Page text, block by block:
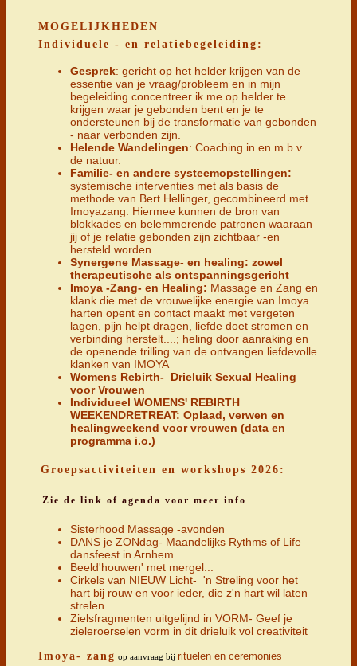
MOGELIJKHEDEN
Individuele - en relatiebegeleiding:
Gesprek: gericht op het helder krijgen van de
essentie van je vraag/probleem en in mijn
begeleiding concentreer ik me op helder te
krijgen waar je gebonden bent en je te
ondersteunen bij de transformatie van gebonden
- naar verbonden zijn.
Helende Wandelingen: Coaching in en m.b.v.
de natuur.
Familie- en andere systeemopstellingen:
systemische interventies met als basis de
methode van Bert Hellinger, gecombineerd met
Imoyazang. Hiermee kunnen de bron van
blokkades en belemmerende patronen waaraan
jij of je relatie gebonden zijn zichtbaar -en
hersteld worden.
Synergene Massage- en healing: zowel
therapeutische als ontspanningsgericht
Imoya -Zang- en Healing: Massage en Zang en
klank die met de vrouwelijke energie van Imoya
harten opent en contact maakt met vergeten
lagen, pijn helpt dragen, liefde doet stromen en
verbinding herstelt....; heling door aanraking en
de openende trilling van de ontvangen liefdevolle
klanken van IMOYA
Womens Rebirth- Drieluik Sexual Healing
voor Vrouwen
Individueel WOMENS' REBIRTH
WEEKENDRETREAT: Oplaad, verwen en
healingweekend voor vrouwen (data en
programma i.o.)
Groepsactiviteiten en workshops 2026:
Zie de link of agenda voor meer info
Sisterhood Massage -avonden
DANS je ZONdag- Maandelijks Rythms of Life
dansfeest in Arnhem
Beeld'houwen' met mergel...
Cirkels van NIEUW Licht- 'n Streling voor het
hart bij rouw en voor ieder, die z'n hart wil laten
strelen
Zielsfragmenten uitgelijnd in VORM- Geef je
zieleroerselen vorm in dit drieluik vol creativiteit
Imoya- zang op aanvraag bij rituelen en ceremonies